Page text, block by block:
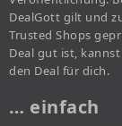
DealGott gilt und
Trusted Shops
Deal gut ist,
den Deal für dich.
… einfach